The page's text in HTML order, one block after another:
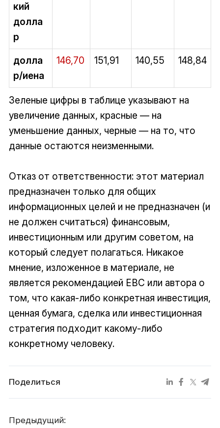
кий
долла
р
долла
р/иена
146,70 151,91 140,55 148,84
Зеленые цифры в таблице указывают на
увеличение данных, красные — на
уменьшение данных, черные — на то, что
данные остаются неизменными.
Отказ от ответственности: этот материал
предназначен только для общих
информационных целей и не предназначен (и
не должен считаться) финансовым,
инвестиционным или другим советом, на
который следует полагаться. Никакое
мнение, изложенное в материале, не
является рекомендацией EBC или автора о
том, что какая-либо конкретная инвестиция,
ценная бумага, сделка или инвестиционная
стратегия подходит какому-либо
конкретному человеку.
Поделиться
Предыдущий: